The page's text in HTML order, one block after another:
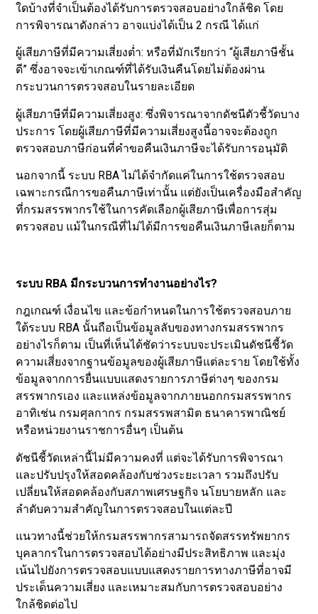
ใดบ้างที่จำเป็นต้องได้รับการตรวจสอบอย่างใกล้ชิด โดย
การพิจารณาดังกล่าว อาจแบ่งได้เป็น 2 กรณี ได้แก่
ผู้เสียภาษีที่มีความเสี่ยงต่ำ: หรือที่มักเรียกว่า “ผู้เสียภาษีชั้น
ดี” ซึ่งอาจจะเข้าเกณฑ์ที่ได้รับเงินคืนโดยไม่ต้องผ่าน
กระบวนการตรวจสอบในรายละเอียด
ผู้เสียภาษีที่มีความเสี่ยงสูง: ซึ่งพิจารณาจากดัชนีตัวชี้วัดบาง
ประการ โดยผู้เสียภาษีที่มีความเสี่ยงสูงนี้อาจจะต้องถูก
ตรวจสอบภาษีก่อนที่คำขอคืนเงินภาษีจะได้รับการอนุมัติ
นอกจากนี้ ระบบ RBA ไม่ได้จำกัดแค่ในการใช้ตรวจสอบ
เฉพาะกรณีการขอคืนภาษีเท่านั้น แต่ยังเป็นเครื่องมือสำคัญ
ที่กรมสรรพากรใช้ในการคัดเลือกผู้เสียภาษีเพื่อการสุ่ม
ตรวจสอบ แม้ในกรณีที่ไม่ได้มีการขอคืนเงินภาษีเลยก็ตาม
ระบบ RBA มีกระบวนการทำงานอย่างไร?
กฎเกณฑ์ เงื่อนไข และข้อกำหนดในการใช้ตรวจสอบภาย
ใต้ระบบ RBA นั้นถือเป็นข้อมูลลับของทางกรมสรรพากร
อย่างไรก็ตาม เป็นที่เห็นได้ชัดว่าระบบจะประเมินดัชนีชี้วัด
ความเสี่ยงจากฐานข้อมูลของผู้เสียภาษีแต่ละราย โดยใช้ทั้ง
ข้อมูลจากการยื่นแบบแสดงรายการภาษีต่างๆ ของกรม
สรรพากรเอง และแหล่งข้อมูลจากภายนอกกรมสรรพากร
อาทิเช่น กรมศุลกากร กรมสรรพสามิต ธนาคารพาณิชย์
หรือหน่วยงานราชการอื่นๆ เป็นต้น
ดัชนีชี้วัดเหล่านี้ไม่มีความคงที่ แต่จะได้รับการพิจารณา
และปรับปรุงให้สอดคล้องกับช่วงระยะเวลา รวมถึงปรับ
เปลี่ยนให้สอดคล้องกับสภาพเศรษฐกิจ นโยบายหลัก และ
ลำดับความสำคัญในการตรวจสอบในแต่ละปี
แนวทางนี้ช่วยให้กรมสรรพากรสามารถจัดสรรทรัพยากร
บุคลากรในการตรวจสอบได้อย่างมีประสิทธิภาพ และมุ่ง
เน้นไปยังการตรวจสอบแบบแสดงรายการทางภาษีที่อาจมี
ประเด็นความเสี่ยง และเหมาะสมกับการตรวจสอบอย่าง
ใกล้ชิดต่อไป